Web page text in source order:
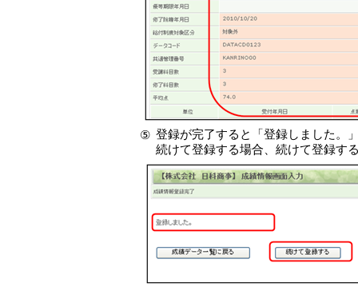
⑤ 登録が完了すると「登録しました。
続けて登録する場合、続けて登録す